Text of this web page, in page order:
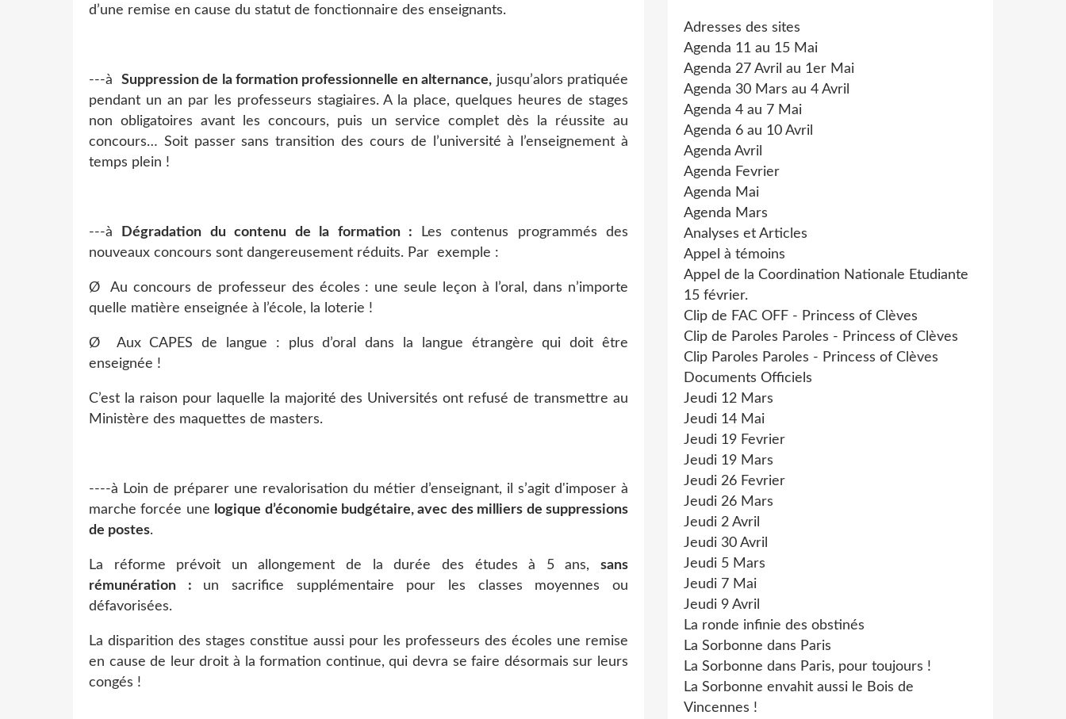
d’une remise en cause du statut de fonctionnaire des enseignants.
---à Suppression de la formation professionnelle en alternance, jusqu’alors pratiquée
pendant un an par les professeurs stagiaires. A la place, quelques heures de stages
non obligatoires avant les concours, puis un service complet dès la réussite au
concours… Soit passer sans transition des cours de l’université à l’enseignement à
temps plein !
---à Dégradation du contenu de la formation :
Les contenus programmés des
nouveaux concours sont dangereusement réduits. Par exemple :
Ø
Au concours de professeur des écoles : une seule leçon à l’oral, dans n’importe
quelle matière enseignée à l’école, la loterie !
Ø
Aux CAPES de langue : plus d’oral dans la langue étrangère qui doit être
enseignée !
C’est la raison pour laquelle la majorité des Universités ont refusé de transmettre au
Ministère des maquettes de masters.
----à Loin de préparer une revalorisation du métier d’enseignant, il s’agit d'imposer à
marche forcée une logique d’économie budgétaire, avec des milliers de suppressions
de postes.
La réforme prévoit un allongement de la durée des études à 5 ans, sans
rémunération : un sacrifice supplémentaire pour les classes moyennes ou
défavorisées.
La disparition des stages constitue aussi pour les professeurs des écoles une remise
en cause de leur droit à la formation continue, qui devra se faire désormais sur leurs
congés !
Adresses des sites
Agenda 11 au 15 Mai
Agenda 27 Avril au 1er Mai
Agenda 30 Mars au 4 Avril
Agenda 4 au 7 Mai
Agenda 6 au 10 Avril
Agenda Avril
Agenda Fevrier
Agenda Mai
Agenda Mars
Analyses et Articles
Appel à témoins
Appel de la Coordination Nationale Etudiante
15 février.
Clip de FAC OFF - Princess of Clèves
Clip de Paroles Paroles - Princess of Clèves
Clip Paroles Paroles - Princess of Clèves
Documents Officiels
Jeudi 12 Mars
Jeudi 14 Mai
Jeudi 19 Fevrier
Jeudi 19 Mars
Jeudi 26 Fevrier
Jeudi 26 Mars
Jeudi 2 Avril
Jeudi 30 Avril
Jeudi 5 Mars
Jeudi 7 Mai
Jeudi 9 Avril
La ronde infinie des obstinés
La Sorbonne dans Paris
La Sorbonne dans Paris, pour toujours !
La Sorbonne envahit aussi le Bois de
Vincennes !